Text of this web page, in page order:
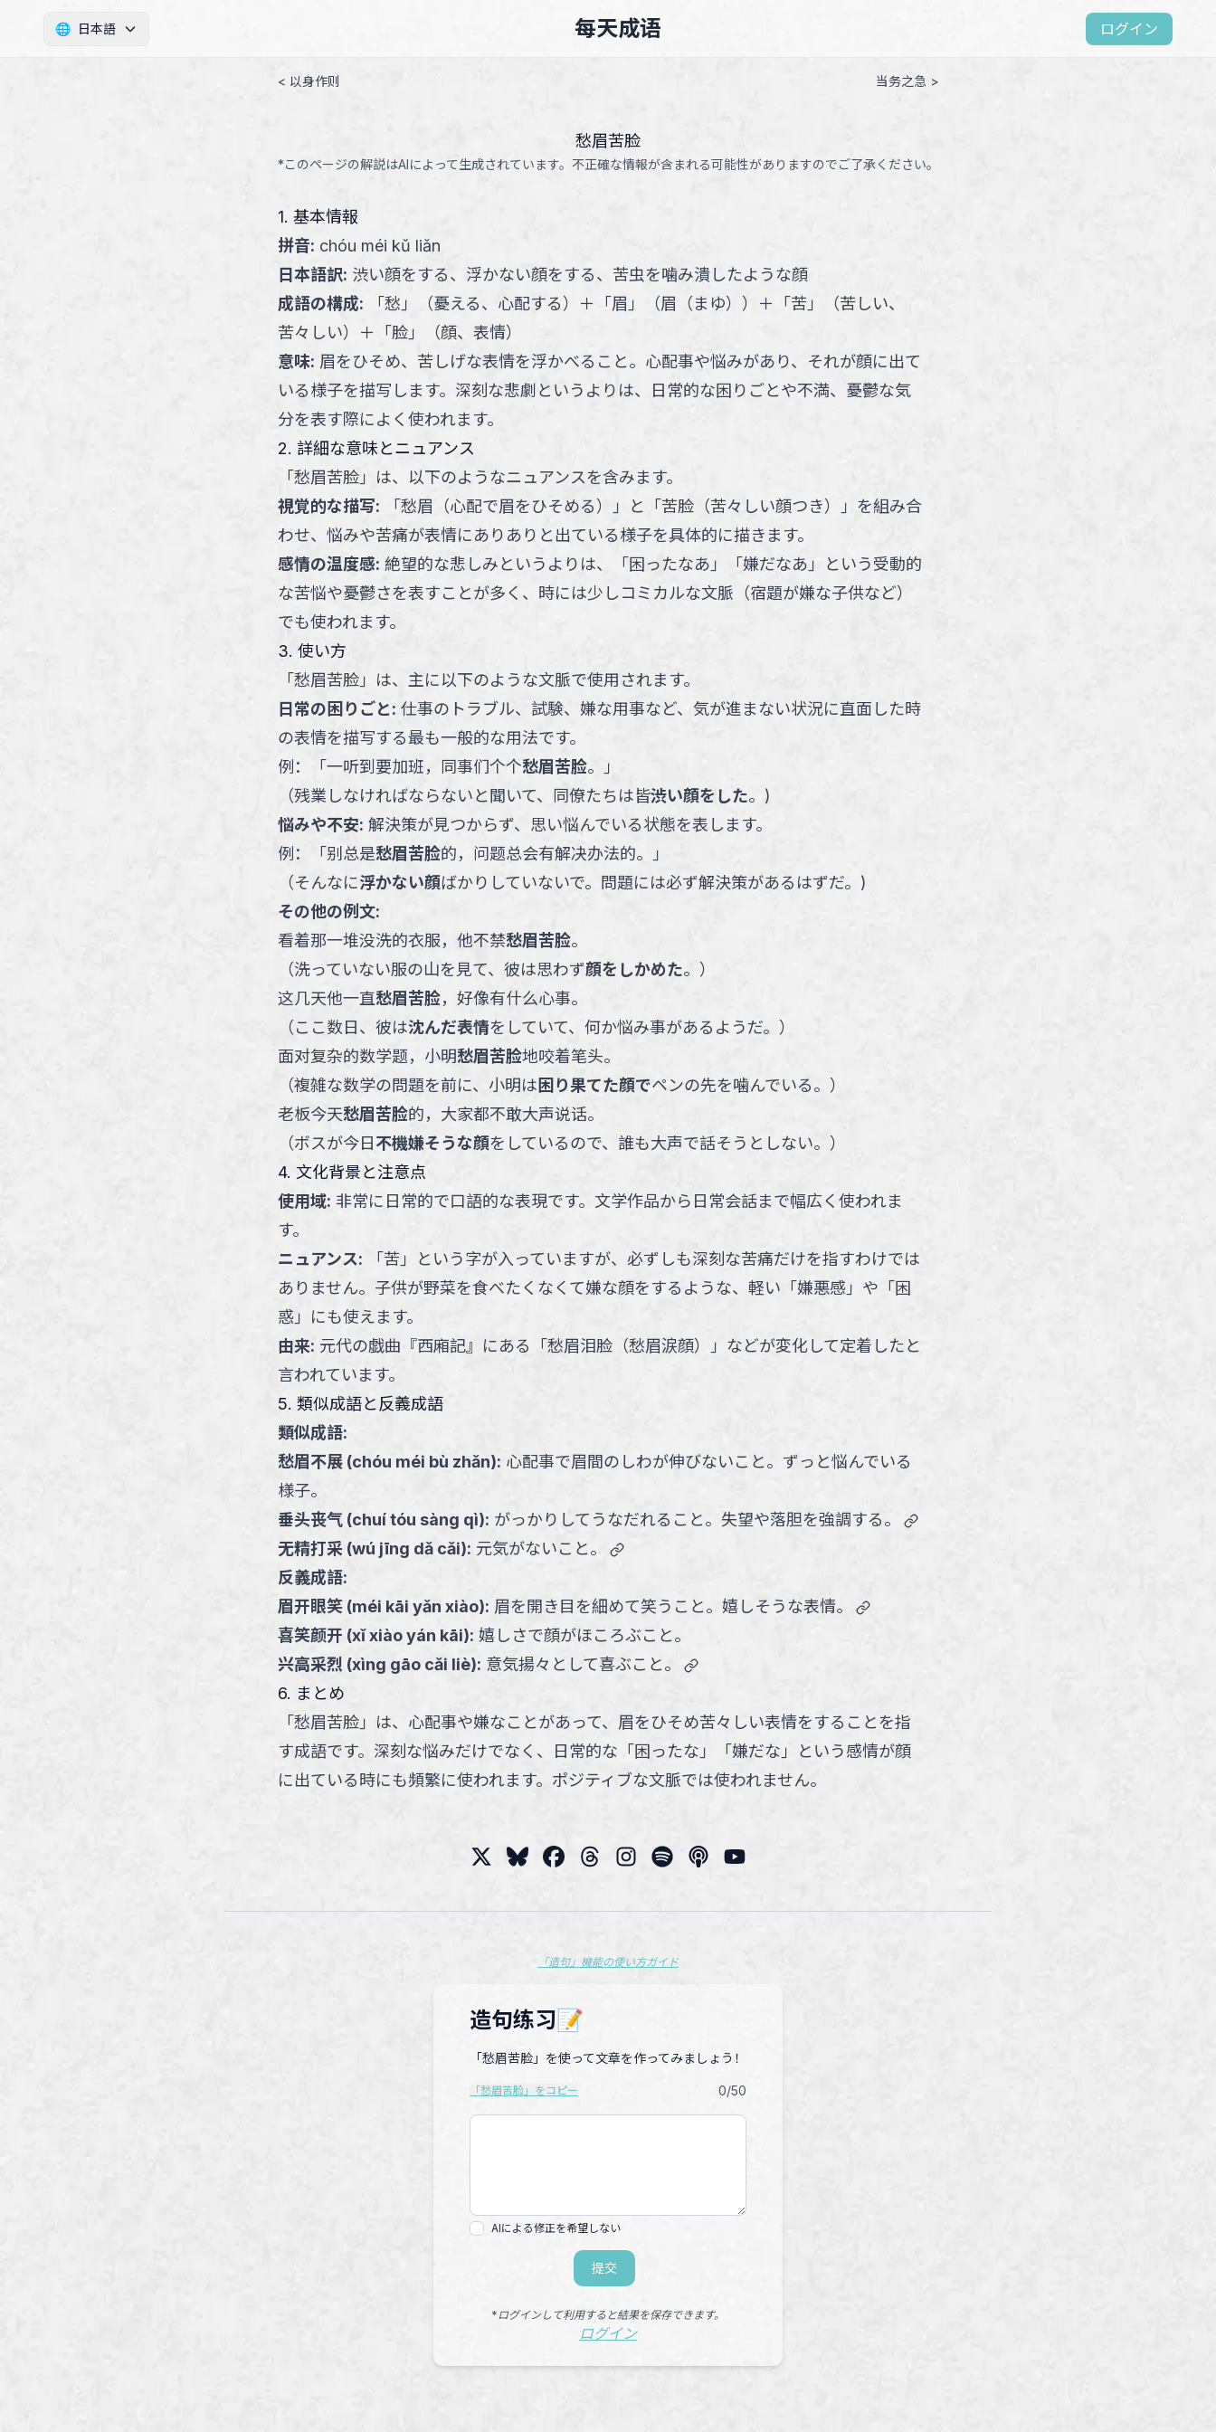
🌐 日本語 每天成语 ログイン
< 以身作则 当务之急 >
愁眉苦脸
*このページの解説はAIによって生成されています。不正確な情報が含まれる可能性がありますのでご了承ください。
1. 基本情報
拼音: chóu méi kǔ liǎn
日本語訳: 渋い顔をする、浮かない顔をする、苦虫を噛み潰したような顔
成語の構成: 「愁 」 （憂える、心配する） ＋ 「眉 」 （眉（まゆ） ） ＋ 「苦 」 （苦しい、
苦々しい） ＋ 「脸」 （顔、表情）
意味: 眉をひそめ、苦しげな表情を浮かべること。心配事や悩みがあり、それが顔に出て
いる様子を描写します。深刻な悲劇というよりは、日常的な困りごとや不満、憂鬱な気
分を表す際によく使われます。
2. 詳細な意味とニュアンス
「愁眉苦脸」
は、以下のようなニュアンスを含みます。
視覚的な描写:
「愁眉（心配で眉をひそめる）」と「苦脸（苦々しい顔つき）」を組み合
わせ、悩みや苦痛が表情にありありと出ている様子を具体的に描きます。
感情の温度感: 絶望的な悲しみというよりは、「困ったなあ」「嫌だなあ」という受動的
な苦悩や憂鬱さを表すことが多く、時には少しコミカルな文脈（宿題が嫌な子供など）
でも使われます。
3. 使い方
「愁眉苦脸」
は、主に以下のような文脈で使用されます。
日常の困りごと: 仕事のトラブル、試験、嫌な用事など、気が進まない状況に直面した時
の表情を描写する最も一般的な用法です。
例：
「一听到要加班，同事们个个愁眉苦脸。
」
（残業しなければならないと聞いて、同僚たちは皆渋い顔をした。 )
悩みや不安: 解決策が見つからず、思い悩んでいる状態を表します。
例：
「别总是愁眉苦脸的，问题总会有解决办法的。
」
（そんなに浮かない顔ばかりしていないで。問題には必ず解決策があるはずだ。 )
その他の例文:
看着那一堆没洗的衣服，他不禁愁眉苦脸。
（洗っていない服の山を見て、彼は思わず顔をしかめた。 ）
这几天他一直愁眉苦脸，好像有什么心事。
（ここ数日、彼は沈んだ表情をしていて、何か悩み事があるようだ。 ）
面对复杂的数学题，小明愁眉苦脸地咬着笔头。
（複雑な数学の問題を前に、小明は 困り果てた顔でペンの先を噛んでいる。 ）
老板今天愁眉苦脸的，大家都不敢大声说话。
（ボスが今日 不機嫌そうな顔をしているので、誰も大声で話そうとしない。 ）
4. 文化背景と注意点
使用域: 非常に日常的で口語的な表現です。文学作品から日常会話まで幅広く使われま
す。
ニュアンス:
「苦」という字が入っていますが、必ずしも深刻な苦痛だけを指すわけでは
ありません。子供が野菜を食べたくなくて嫌な顔をするような、軽い「嫌悪感」や「困
惑」にも使えます。
由来: 元代の戯曲『西廂記』にある「愁眉泪脸（愁眉涙顔）」などが変化して定着したと
言われています。
5. 類似成語と反義成語
類似成語:
愁眉不展(chóu méi bù zhǎn): 心配事で眉間のしわが伸びないこと。ずっと悩んでいる
様子。
垂头丧气(chuí tóu sàng qì): がっかりしてうなだれること。失望や落胆を強調する。
link
无精打采 (wú jīng dǎ cǎi): 元気がないこと。
link
反義成語:
眉开眼笑(méi kāi yǎn xiào): 眉を開き目を細めて笑うこと。嬉しそうな表情。
link
喜笑颜开 (xǐ xiào yán kāi): 嬉しさで顔がほころぶこと。
兴高采烈 (xìng gāo cǎi liè): 意気揚々として喜ぶこと。
link
6. まとめ
「愁眉苦脸」は、心配事や嫌なことがあって、眉をひそめ苦々しい表情をすることを指
す成語です。深刻な悩みだけでなく、日常的な「困ったな」「嫌だな」という感情が顔
に出ている時にも頻繁に使われます。ポジティブな文脈では使われません。
「造句」機能の使い方ガイド
造句练习📝
「愁眉苦脸」を使って文章を作ってみましょう！
「愁眉苦脸」をコピー 0/50
AIによる修正を希望しない
提交
*ログインして利用すると結果を保存できます。
ログイン